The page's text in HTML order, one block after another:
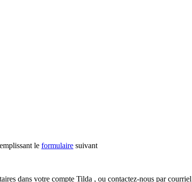
le formulaire suivant
dans votre compte Tilda , ou contactez-nous par courriel